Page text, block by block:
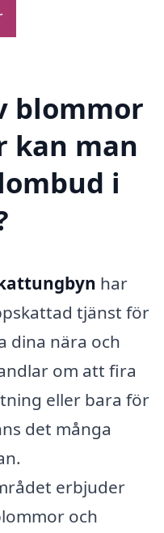
blommor
kan man
i
har
tjänst för
dina nära och
om att fira
eller bara för
det många
erbjuder
och